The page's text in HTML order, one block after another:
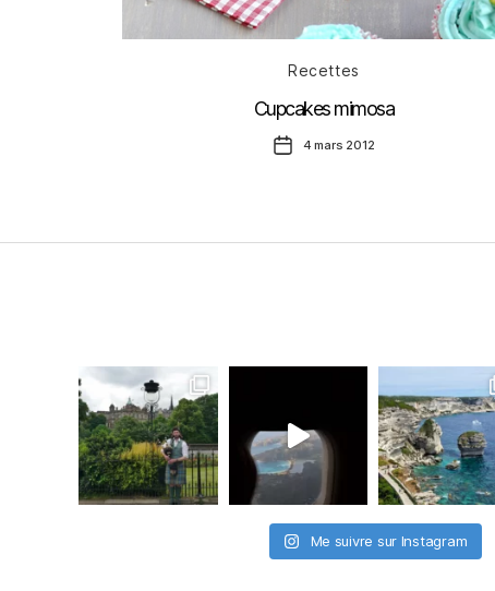
Catégories
Recettes
Cupcakes mimosa
Date4 mars 2012
Me suivre sur Instagram